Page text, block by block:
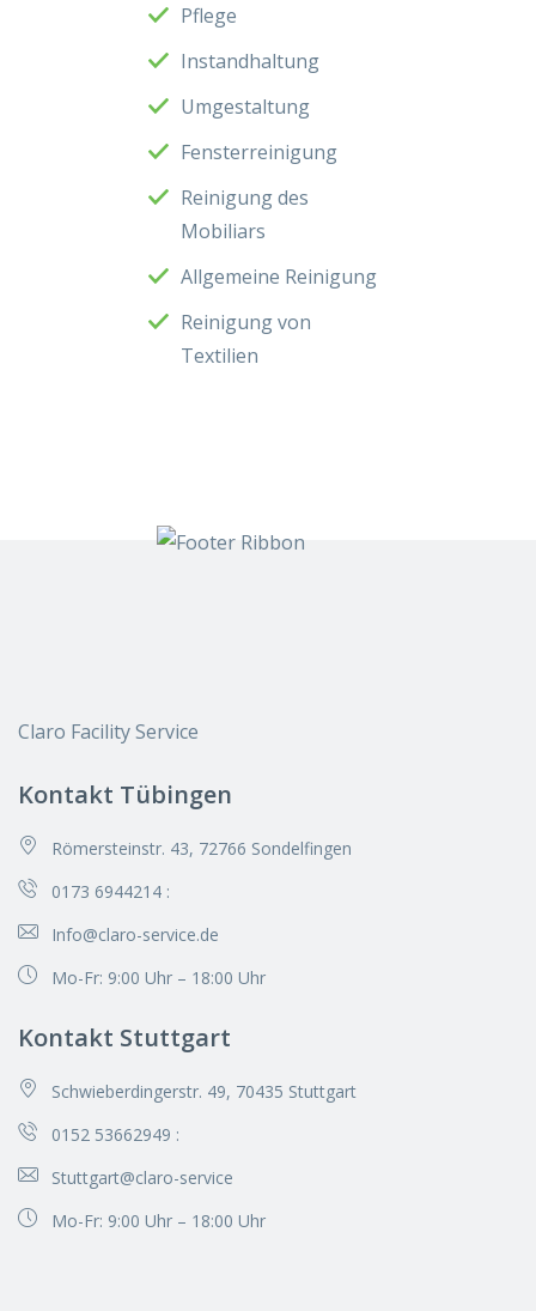
Pflege
Instandhaltung
Umgestaltung
Fensterreinigung
Reinigung des
Mobiliars
Allgemeine Reinigung
Reinigung von
Textilien
Claro Facility Service
Kontakt Tübingen
Römersteinstr. 43, 72766 Sondelfingen
0173 6944214 :
Info@claro-service.de
Mo-Fr: 9:00 Uhr – 18:00 Uhr
Kontakt Stuttgart
Schwieberdingerstr. 49, 70435 Stuttgart
0152 53662949 :
Stuttgart@claro-service
Mo-Fr: 9:00 Uhr – 18:00 Uhr